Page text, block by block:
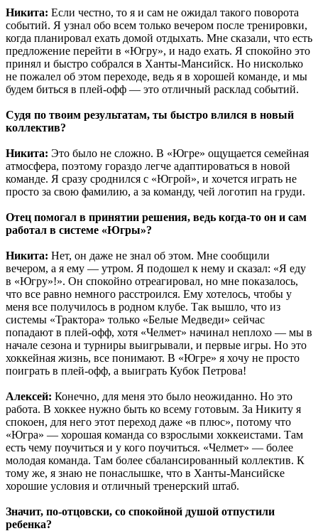
Никита: Если честно, то я и сам не ожидал такого поворота
событий. Я узнал обо всем только вечером после тренировки,
когда планировал ехать домой отдыхать. Мне сказали, что есть
предложение перейти в «Югру», и надо ехать. Я спокойно это
принял и быстро собрался в Ханты-Мансийск. Но нисколько
не пожалел об этом переходе, ведь я в хорошей команде, и мы
будем биться в плей-офф — это отличный расклад событий.
Судя по твоим результатам, ты быстро влился в новый
коллектив?
Никита: Это было не сложно. В «Югре» ощущается семейная
атмосфера, поэтому гораздо легче адаптироваться в новой
команде. Я сразу сроднился с «Югрой», и хочется играть не
просто за свою фамилию, а за команду, чей логотип на груди.
Отец помогал в принятии решения, ведь когда-то он и сам
работал в системе «Югры»?
Никита: Нет, он даже не знал об этом. Мне сообщили
вечером, а я ему — утром. Я подошел к нему и сказал: «Я еду
в «Югру»!». Он спокойно отреагировал, но мне показалось,
что все равно немного расстроился. Ему хотелось, чтобы у
меня все получилось в родном клубе. Так вышло, что из
системы «Трактора» только «Белые Медведи» сейчас
попадают в плей-офф, хотя «Челмет» начинал неплохо — мы в
начале сезона и турниры выигрывали, и первые игры. Но это
хоккейная жизнь, все понимают. В «Югре» я хочу не просто
поиграть в плей-офф, а выиграть Кубок Петрова!
Алексей: Конечно, для меня это было неожиданно. Но это
работа. В хоккее нужно быть ко всему готовым. За Никиту я
спокоен, для него этот переход даже «в плюс», потому что
«Югра» — хорошая команда со взрослыми хоккеистами. Там
есть чему поучиться и у кого поучиться. «Челмет» — более
молодая команда. Там более сбалансированный коллектив. К
тому же, я знаю не понаслышке, что в Ханты-Мансийске
хорошие условия и отличный тренерский штаб.
Значит, по-отцовски, со спокойной душой отпустили
ребенка?